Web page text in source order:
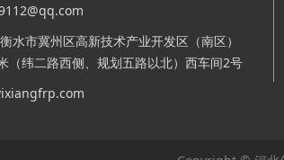
市冀州区高新技术产业开发区（南区）
（纬二路西侧、规划五路以北）西车间2号